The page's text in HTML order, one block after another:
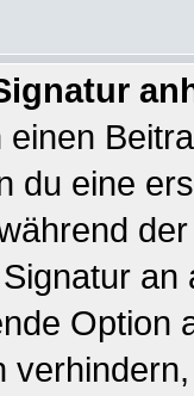
du eine
Option